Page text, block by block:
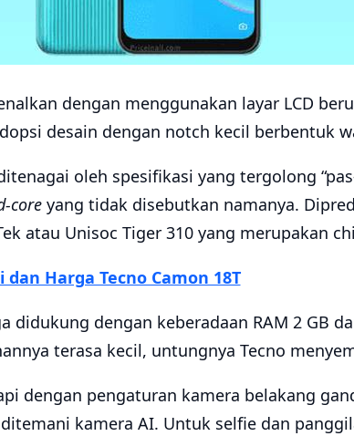
dengan menggunakan layar LCD
desain dengan notch kecil berbentuk
oleh spesifikasi yang tergolong
coreyang tidak disebutkan namanya.
atau Unisoc Tiger 310 yang merupakan
dan Harga Tecno Camon 18T
didukung dengan keberadaan RAM 2 GB
terasa kecil, untungnya Tecno
dengan pengaturan kamera belakang
kamera AI. Untuk selfie dan